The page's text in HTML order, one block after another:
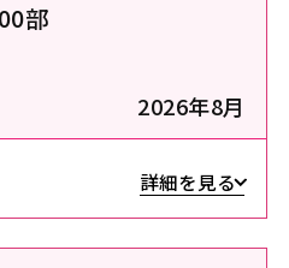
部
2026年8月
詳細を見る